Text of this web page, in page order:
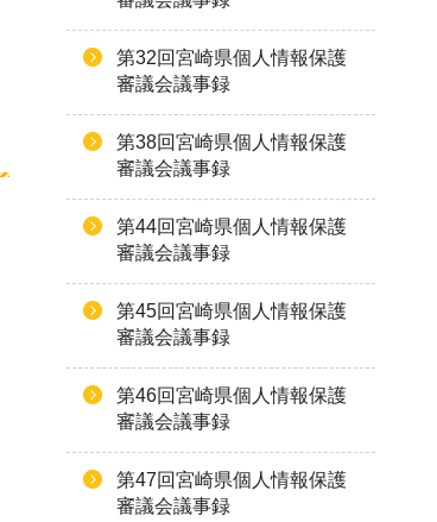
第32回宮崎県個人情報保護
審議会議事録
第38回宮崎県個人情報保護
審議会議事録
第44回宮崎県個人情報保護
審議会議事録
第45回宮崎県個人情報保護
審議会議事録
第46回宮崎県個人情報保護
審議会議事録
第47回宮崎県個人情報保護
審議会議事録